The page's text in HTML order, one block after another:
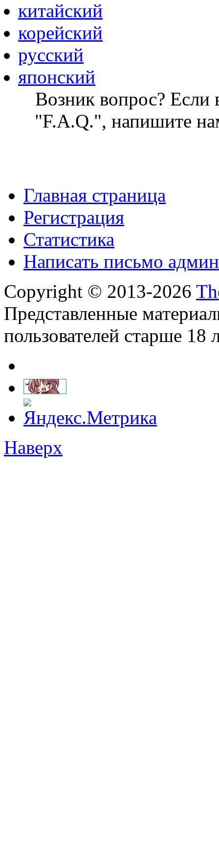
китайский
корейский
русский
японский
Возник вопрос? Если
"F.A.Q.", напишите
Главная страница
Регистрация
Статистика
Написать письмо
Copyright © 2013-2026
Представленные
пользователей старше 18
Наверх